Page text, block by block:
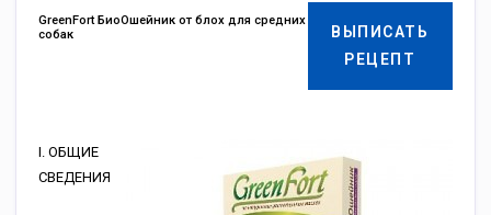
ВЫПИСАТЬ
РЕЦЕПТ
GreenFort БиоОшейник от блох для средних
собак
I. ОБЩИЕ
СВЕДЕНИЯ